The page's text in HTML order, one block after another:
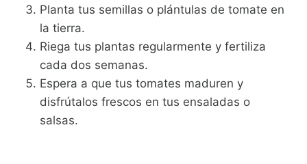
Planta tus semillas o plántulas de tomate en
la tierra.
Riega tus plantas regularmente y fertiliza
cada dos semanas.
Espera a que tus tomates maduren y
disfrútalos frescos en tus ensaladas o
salsas.